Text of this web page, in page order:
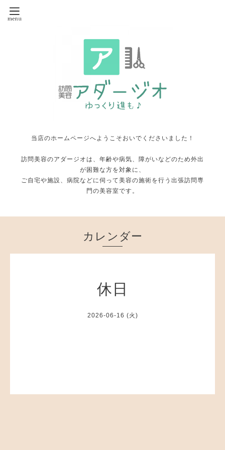
当店のホームページへようこそおいでくださいました！
訪問美容のアダージオは、年齢や病気、障がいなどのため外出
が困難な方を対象に、
ご自宅や施設、病院などに伺って美容の施術を行う出張訪問専
門の美容室です。
カレンダー
休日
2026-06-16 (火)